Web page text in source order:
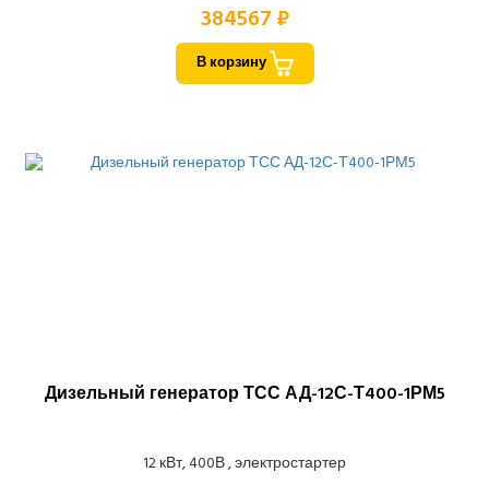
384567 ₽
В корзину
Дизельный генератор ТСС АД-12С-Т400-1РМ5
12 кВт, 400В , электростартер